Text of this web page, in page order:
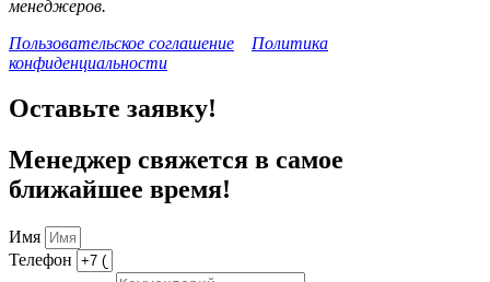
менеджеров.
Пользовательское соглашение
Политика
конфиденциальности
Оставьте заявку!
Менеджер свяжется в самое
ближайшее время!
Имя
Телефон